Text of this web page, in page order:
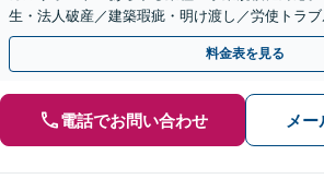
生・法人破産／建築瑕疵・明け渡し／労使トラ
に精通。顧問契約の実績多数【市ケ谷駅2分】【
料金表を見る
電話でお問い合わせ メ